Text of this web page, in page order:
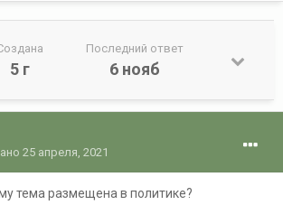
5 г
Последний ответ
6 нояб
25 апреля, 2021
тема размещена в политике?